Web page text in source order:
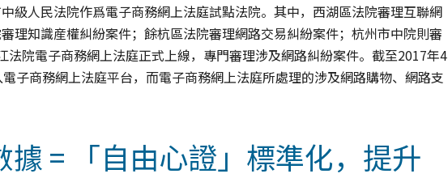
級人民法院作爲電子商務網上法庭試點法院。其中，西湖區法院審理互聯網
理知識産權糾紛案件；餘杭區法院審理網路交易糾紛案件；杭州市中院則審
法院電子商務網上法庭正式上線，專門審理涉及網路糾紛案件。截至2017年4
子商務網上法庭平台，而電子商務網上法庭所處理的涉及網路購物、網路支
據 = 「自由心證」標準化，提升